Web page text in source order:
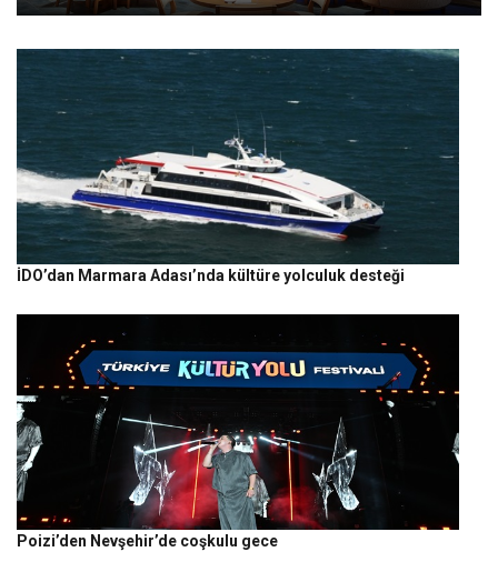
İDO’dan Marmara Adası’nda kültüre yolculuk desteği
Poizi’den Nevşehir’de coşkulu gece